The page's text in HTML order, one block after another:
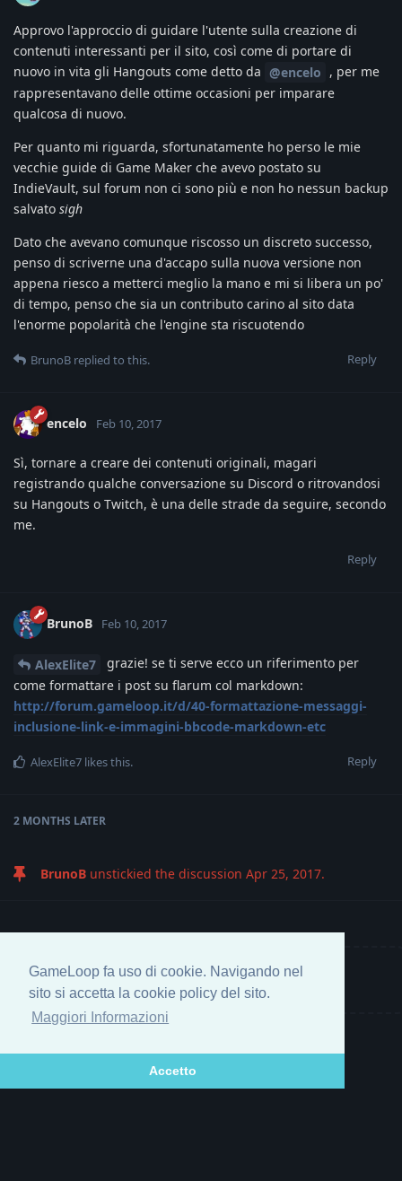
GameLoop fa uso di cookie. Navigando nel
sito si accetta la cookie policy del sito.
Maggiori Informazioni
Accetto
Approvo l'approccio di guidare l'utente sulla creazione di
contenuti interessanti per il sito, così come di portare di
nuovo in vita gli Hangouts come detto da @encelo , per me
rappresentavano delle ottime occasioni per imparare
qualcosa di nuovo.
Per quanto mi riguarda, sfortunatamente ho perso le mie
vecchie guide di Game Maker che avevo postato su
IndieVault, sul forum non ci sono più e non ho nessun backup
salvato sigh
Dato che avevano comunque riscosso un discreto successo,
penso di scriverne una d'accapo sulla nuova versione non
appena riesco a metterci meglio la mano e mi si libera un po'
di tempo, penso che sia un contributo carino al sito data
l'enorme popolarità che l'engine sta riscuotendo
Reply
BrunoB replied to this.
encelo Feb 10, 2017
Sì, tornare a creare dei contenuti originali, magari
registrando qualche conversazione su Discord o ritrovandosi
su Hangouts o Twitch, è una delle strade da seguire, secondo
me.
Reply
BrunoB Feb 10, 2017
AlexElite7
grazie! se ti serve ecco un riferimento per
come formattare i post su flarum col markdown:
http://forum.gameloop.it/d/40-formattazione-messaggi-
inclusione-link-e-immagini-bbcode-markdown-etc
Reply
AlexElite7 likes this.
2 MONTHS LATER
BrunoB unstickied the discussion Apr 25, 2017.
Write a Reply...